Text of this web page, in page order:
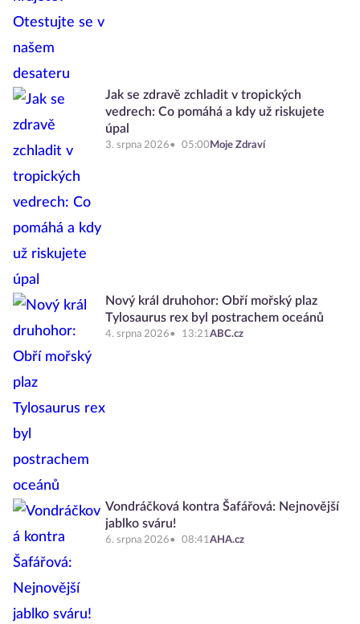
Jak se zdravě zchladit v tropických
vedrech: Co pomáhá a kdy už riskujete
úpal
3. srpna 2026 05:00 Moje Zdraví
Nový král druhohor: Obří mořský plaz
Tylosaurus rex byl postrachem oceánů
4. srpna 2026 13:21ABC.cz
Vondráčková kontra Šafářová: Nejnovější
jablko sváru!
6. srpna 2026 08:41AHA.cz